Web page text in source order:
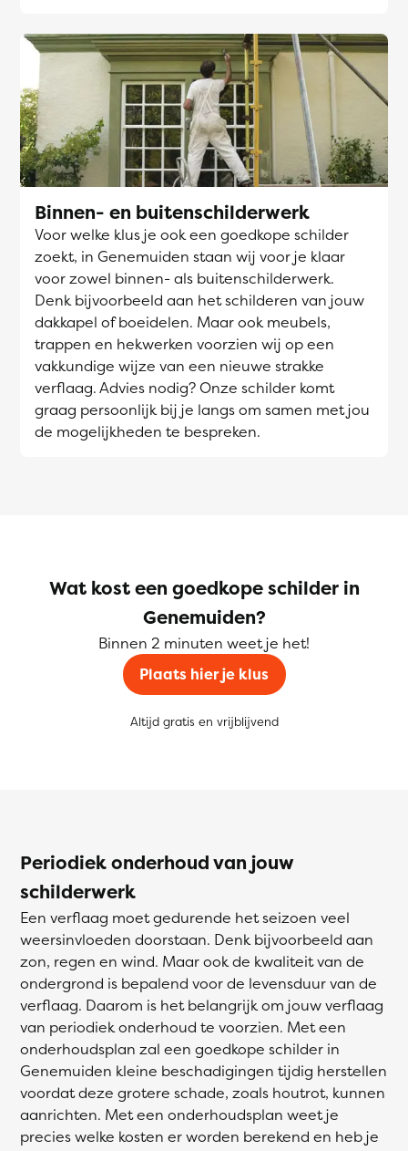
Binnen- en buitenschilderwerk
Voor welke klus je ook een goedkope schilder
zoekt, in Genemuiden staan wij voor je klaar
voor zowel binnen- als buitenschilderwerk.
Denk bijvoorbeeld aan het schilderen van jouw
dakkapel of boeidelen. Maar ook meubels,
trappen en hekwerken voorzien wij op een
vakkundige wijze van een nieuwe strakke
verflaag. Advies nodig? Onze schilder komt
graag persoonlijk bij je langs om samen met jou
de mogelijkheden te bespreken.
Wat kost een goedkope schilder in
Genemuiden?
Binnen 2 minuten weet je het!
Plaats hier je klus
Altijd gratis en vrijblijvend
Periodiek onderhoud van jouw
schilderwerk
Een verflaag moet gedurende het seizoen veel
weersinvloeden doorstaan. Denk bijvoorbeeld aan
zon, regen en wind. Maar ook de kwaliteit van de
ondergrond is bepalend voor de levensduur van de
verflaag. Daarom is het belangrijk om jouw verflaag
van periodiek onderhoud te voorzien. Met een
onderhoudsplan zal een goedkope schilder in
Genemuiden kleine beschadigingen tijdig herstellen
voordat deze grotere schade, zoals houtrot, kunnen
aanrichten. Met een onderhoudsplan weet je
precies welke kosten er worden berekend en heb je